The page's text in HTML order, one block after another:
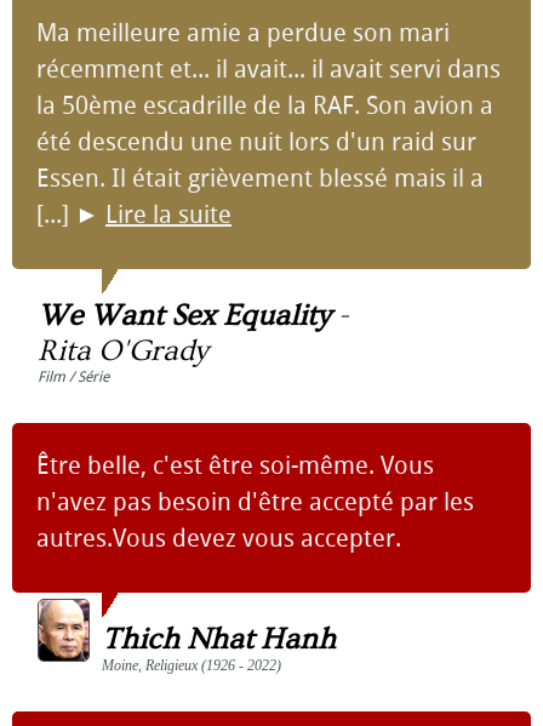
Ma meilleure amie a perdue son mari
récemment et... il avait... il avait servi dans
la 50ème escadrille de la RAF. Son avion a
été descendu une nuit lors d'un raid sur
Essen. Il était grièvement blessé mais il a
[...] ► Lire la suite
We Want Sex Equality-
Rita O'Grady
Film / Série
Être belle, c'est être soi-même. Vous
n'avez pas besoin d'être accepté par les
autres.Vous devez vous accepter.
Thich Nhat Hanh
Moine, Religieux (1926 - 2022)